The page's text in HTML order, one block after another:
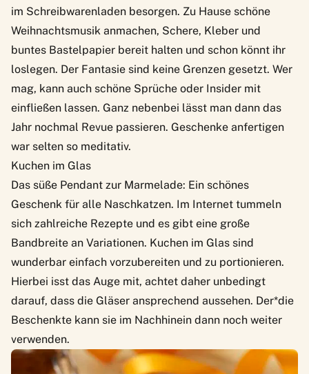
im Schreibwarenladen besorgen. Zu Hause schöne
Weihnachtsmusik anmachen, Schere, Kleber und
buntes Bastelpapier bereit halten und schon könnt ihr
loslegen. Der Fantasie sind keine Grenzen gesetzt. Wer
mag, kann auch schöne Sprüche oder Insider mit
einfließen lassen. Ganz nebenbei lässt man dann das
Jahr nochmal Revue passieren. Geschenke anfertigen
war selten so meditativ.
Kuchen im Glas
Das süße Pendant zur Marmelade: Ein schönes
Geschenk für alle Naschkatzen. Im Internet tummeln
sich zahlreiche Rezepte und es gibt eine große
Bandbreite an Variationen. Kuchen im Glas sind
wunderbar einfach vorzubereiten und zu portionieren.
Hierbei isst das Auge mit, achtet daher unbedingt
darauf, dass die Gläser ansprechend aussehen. Der*die
Beschenkte kann sie im Nachhinein dann noch weiter
verwenden.